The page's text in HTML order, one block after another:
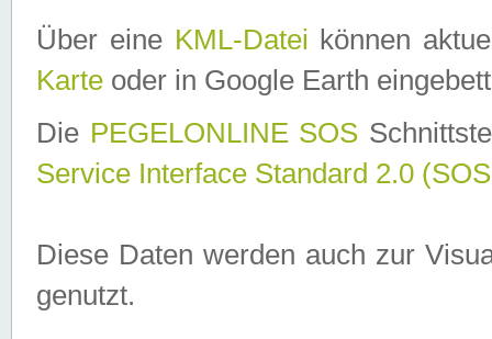
Über eine KML-Datei können
Karte oder in Google Earth
Die PEGELONLINE SOS
Service Interface Standard 2.0
Diese Daten werden auch zur
genutzt.